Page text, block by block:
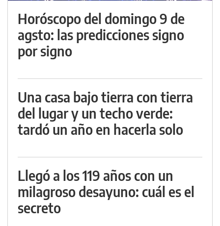
Horóscopo del domingo 9 de
agsto: las predicciones signo
por signo
Una casa bajo tierra con tierra
del lugar y un techo verde:
tardó un año en hacerla solo
Llegó a los 119 años con un
milagroso desayuno: cuál es el
secreto